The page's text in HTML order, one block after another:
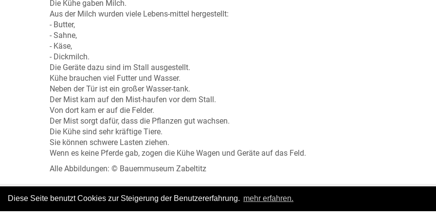
Diese Seite benutzt Cookies zur Steigerung der Benutzererfahrung. mehr erfahren.
Die Kühe gaben Milch.
Aus der Milch wurden viele Lebens-mittel hergestellt:
- Butter,
- Sahne,
- Käse,
- Dickmilch.
Die Geräte dazu sind im Stall ausgestellt.
Kühe brauchen viel Futter und Wasser.
Neben der Tür ist ein großer Wasser-tank.
Der Mist kam auf den Mist-haufen vor dem Stall.
Von dort kam er auf die Felder.
Der Mist sorgt dafür, dass die Pflanzen gut wachsen.
Die Kühe sind sehr kräftige Tiere.
Sie können schwere Lasten ziehen.
Wenn es keine Pferde gab, zogen die Kühe Wagen und Geräte auf das Feld.
Alle Abbildungen: © Bauernmuseum Zabeltitz
|